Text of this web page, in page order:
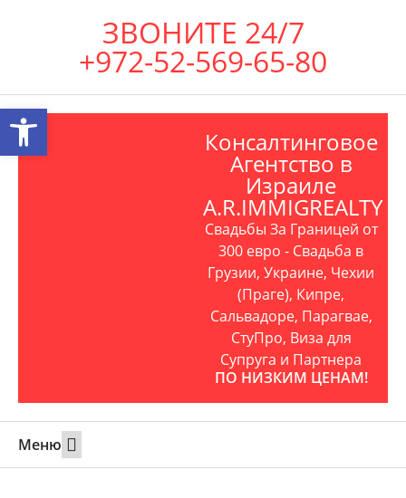
ЗВОНИТЕ 24/7
+972-52-569-65-80
Консалтинговое
Агентство в
Израиле
A.R.IMMIGREALTY
Свадьбы За Границей от
300 евро - Свадьба в
Грузии, Украине, Чехии
(Праге), Кипре,
Сальвадоре, Парагвае,
СтуПро, Виза для
Супруга и Партнера
ПО НИЗКИМ ЦЕНАМ!
Меню
Открыть панель инструментов